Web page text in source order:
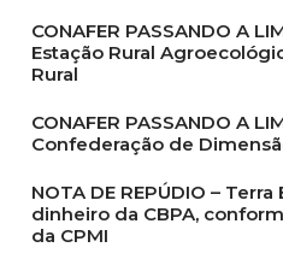
CONAFER PASSANDO A
Estação Rural
Rural
CONAFER PASSANDO A
Confederação de
NOTA DE REPÚDIO –
dinheiro da CBPA,
da CPMI